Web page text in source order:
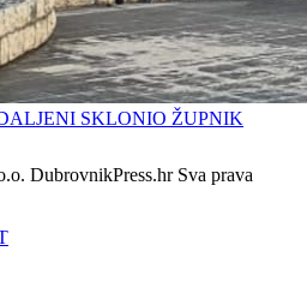
SKLONIO ŽUPNIK
DubrovnikPress.hr Sva prava